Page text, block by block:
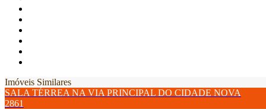
Imóveis Similares
SALA TÉRREA NA VIA PRINCIPAL DO CIDADE NOVA
2861